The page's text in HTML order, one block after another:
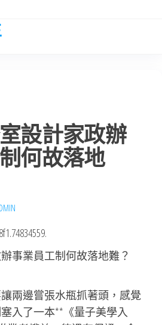
設計家政辦
何故落地
事業員工制何故落地難？
兩邊嘗張水瓶抓著頭，感覺
入了一本**《量子美學入